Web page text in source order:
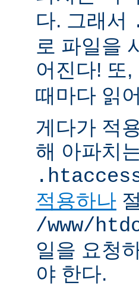
다. 그래서
로 파일을
어진다! 또,
때마다 읽
게다가 적
해 아파치
적용하나
/www/
일을 요청
야 한다.